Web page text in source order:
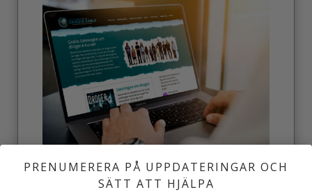
Ta reda på Sanningen om droger – skriv in dig
gratis på online-kurserna.
PRENUMERERA PÅ UPPDATERINGAR OCH
SÄTT ATT HJÄLPA